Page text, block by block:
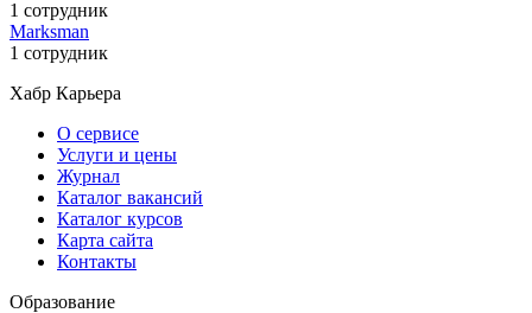
1 сотрудник
Marksman
1 сотрудник
Хабр Карьера
О сервисе
Услуги и цены
Журнал
Каталог вакансий
Каталог курсов
Карта сайта
Контакты
Образование